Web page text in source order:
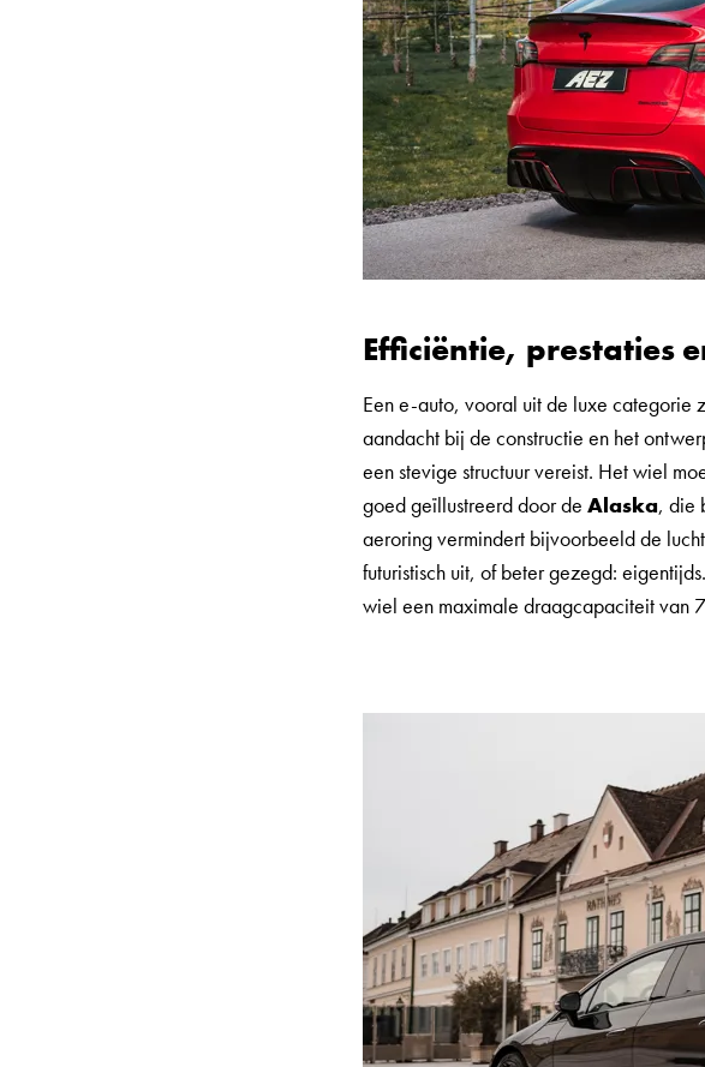
Efficiëntie, prestaties
Een e-auto, vooral uit de luxe categorie
aandacht bij de constructie en het
een stevige structuur vereist. Het wiel
goed geïllustreerd door de Alaska, die
aeroring vermindert bijvoorbeeld de
futuristisch uit, of beter gezegd:
wiel een maximale draagcapaciteit van